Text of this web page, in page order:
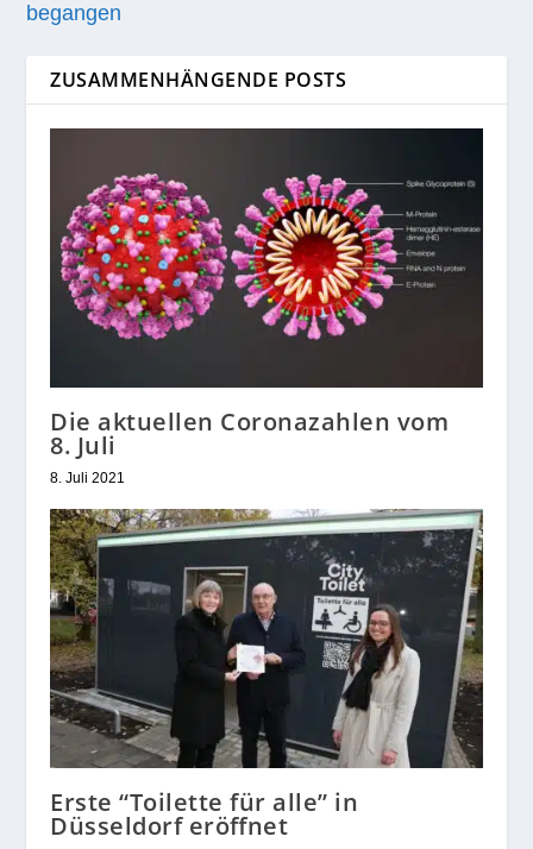
begangen
ZUSAMMENHÄNGENDE POSTS
Die aktuellen Coronazahlen vom
8. Juli
8. Juli 2021
Erste “Toilette für alle” in
Düsseldorf eröffnet